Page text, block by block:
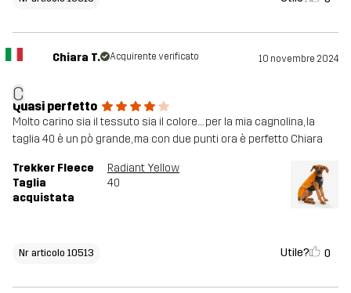
C
Chiara T. Acquirente verificato 10 novembre 2024
Quasi perfetto
Molto carino sia il tessuto sia il colore.... per la mia cagnolina, la
taglia 40 è un pò grande, ma con due punti ora è perfetto Chiara
Trekker Fleece
Radiant Yellow
Taglia
acquistata
40
Nr articolo 10513 Utile? 0